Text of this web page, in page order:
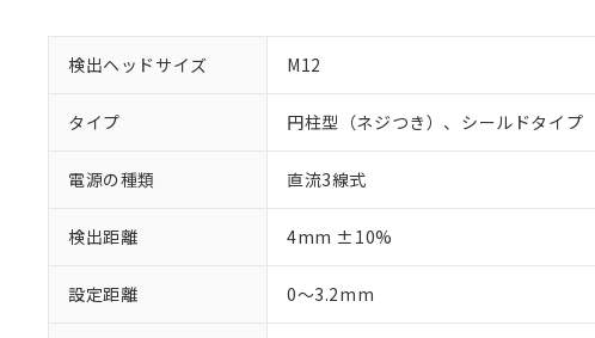
検出ヘッドサイズ M12
タイプ 円柱型（ネジつき）、シールドタイプ
電源の種類 直流3線式
検出距離 4mm ±10%
設定距離 0～3.2mm